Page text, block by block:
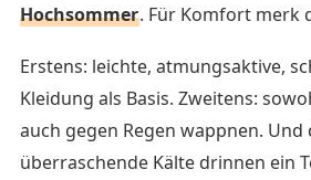
Hochsommer. Für Komfort merk
Erstens: leichte, atmungsaktive,
Kleidung als Basis. Zweitens:
auch gegen Regen wappnen.
überraschende Kälte drinnen ein